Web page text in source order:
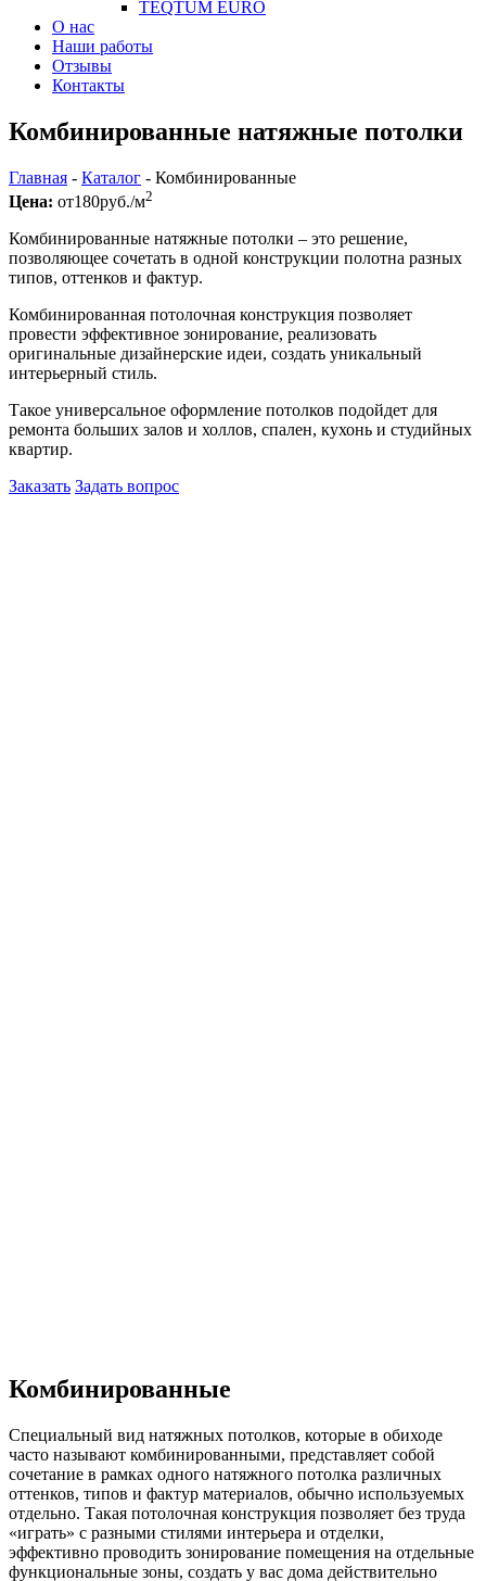
TEQTUM EURO
О нас
Наши работы
Отзывы
Контакты
Комбинированные натяжные потолки
Главная - Каталог - Комбинированные
Цена: от180руб./м2
Комбинированные натяжные потолки – это решение,
позволяющее сочетать в одной конструкции полотна разных
типов, оттенков и фактур.
Комбинированная потолочная конструкция позволяет
провести эффективное зонирование, реализовать
оригинальные дизайнерские идеи, создать уникальный
интерьерный стиль.
Такое универсальное оформление потолков подойдет для
ремонта больших залов и холлов, спален, кухонь и студийных
квартир.
Заказать Задать вопрос
Комбинированные
Специальный вид натяжных потолков, которые в обиходе
часто называют комбинированными, представляет собой
сочетание в рамках одного натяжного потолка различных
оттенков, типов и фактур материалов, обычно используемых
отдельно. Такая потолочная конструкция позволяет без труда
«играть» с разными стилями интерьера и отделки,
эффективно проводить зонирование помещения на отдельные
функциональные зоны, создать у вас дома действительно